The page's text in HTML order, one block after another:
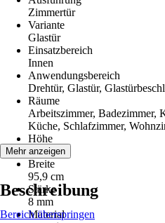
Zimmertür
Variante
Glastür
Einsatzbereich
Innen
Anwendungsbereich
Drehtür, Glastür,
Räume
Arbeitszimmer, Badezimmer,
Küche, Schlafzimmer,
Höhe
197,2 cm
Breite
95,9 cm
Stärke
8 mm
Material
Mehr anzeigen
Beschreibung
Bereich überspringen